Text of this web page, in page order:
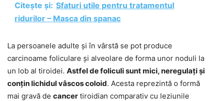
Citește și: Sfaturi utile pentru tratamentul
ridurilor – Masca din spanac
La persoanele adulte și în vârstă se pot produce
carcinoame foliculare și alveolare de forma unor noduli la
un lob al tiroidei. Astfel de foliculi sunt mici, neregulați și
conțin lichidul vâscos coloid. Acesta reprezintă o formă
mai gravă de cancer tiroidian comparativ cu leziunile